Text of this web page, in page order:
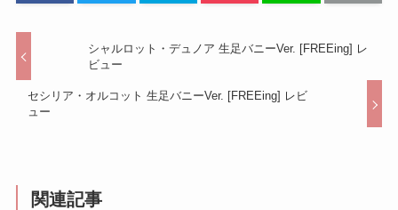
シャルロット・デュノア 生足バニーVer. [FREEing] レ
ビュー
セシリア・オルコット 生足バニーVer. [FREEing] レビ
ュー
関連記事